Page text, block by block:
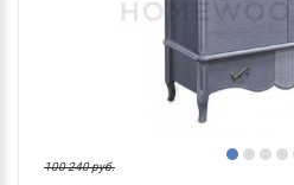
100 240 руб.